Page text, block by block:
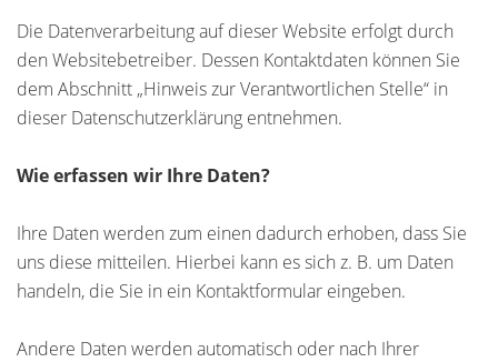
Die Datenverarbeitung auf dieser Website erfolgt durch
den Websitebetreiber. Dessen Kontaktdaten können Sie
dem Abschnitt „Hinweis zur Verantwortlichen Stelle“ in
dieser Datenschutzerklärung entnehmen.
Wie erfassen wir Ihre Daten?
Ihre Daten werden zum einen dadurch erhoben, dass Sie
uns diese mitteilen. Hierbei kann es sich z. B. um Daten
handeln, die Sie in ein Kontaktformular eingeben.
Andere Daten werden automatisch oder nach Ihrer